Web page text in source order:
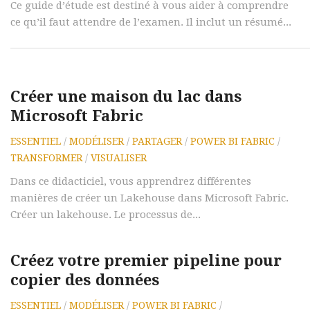
Ce guide d’étude est destiné à vous aider à comprendre
ce qu’il faut attendre de l’examen. Il inclut un résumé...
Créer une maison du lac dans
Microsoft Fabric
ESSENTIEL / MODÉLISER / PARTAGER / POWER BI FABRIC /
TRANSFORMER / VISUALISER
Dans ce didacticiel, vous apprendrez différentes
manières de créer un Lakehouse dans Microsoft Fabric.
Créer un lakehouse. Le processus de...
Créez votre premier pipeline pour
copier des données
ESSENTIEL / MODÉLISER / POWER BI FABRIC /